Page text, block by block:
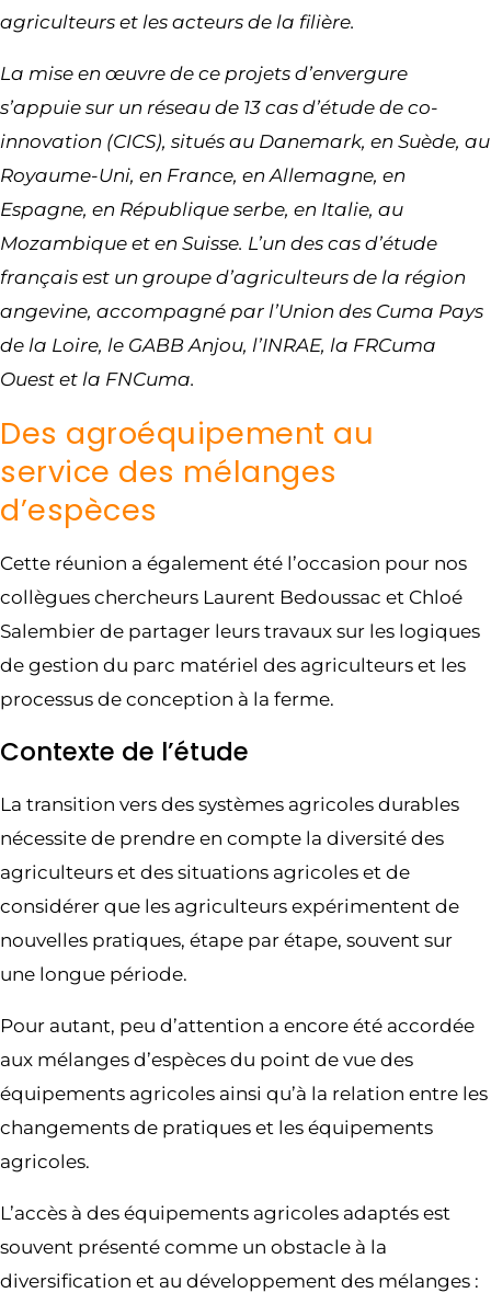
agriculteurs et les acteurs de la filière.
La mise en œuvre de ce projets d’envergure
s’appuie sur un réseau de 13 cas d’étude de co-
innovation (CICS), situés au Danemark, en Suède, au
Royaume-Uni, en France, en Allemagne, en
Espagne, en République serbe, en Italie, au
Mozambique et en Suisse. L’un des cas d’étude
français est un groupe d’agriculteurs de la région
angevine, accompagné par l’Union des Cuma Pays
de la Loire, le GABB Anjou, l’INRAE, la FRCuma
Ouest et la FNCuma.
Des agroéquipement au
service des mélanges
d’espèces
Cette réunion a également été l’occasion pour nos
collègues chercheurs Laurent Bedoussac et Chloé
Salembier de partager leurs travaux sur les logiques
de gestion du parc matériel des agriculteurs et les
processus de conception à la ferme.
Contexte de l’étude
La transition vers des systèmes agricoles durables
nécessite de prendre en compte la diversité des
agriculteurs et des situations agricoles et de
considérer que les agriculteurs expérimentent de
nouvelles pratiques, étape par étape, souvent sur
une longue période.
Pour autant, peu d’attention a encore été accordée
aux mélanges d’espèces du point de vue des
équipements agricoles ainsi qu’à la relation entre les
changements de pratiques et les équipements
agricoles.
L’accès à des équipements agricoles adaptés est
souvent présenté comme un obstacle à la
diversification et au développement des mélanges :